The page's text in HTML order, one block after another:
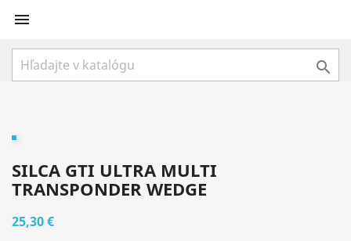


SILCA GTI ULTRA MULTI
TRANSPONDER WEDGE
25,30 €